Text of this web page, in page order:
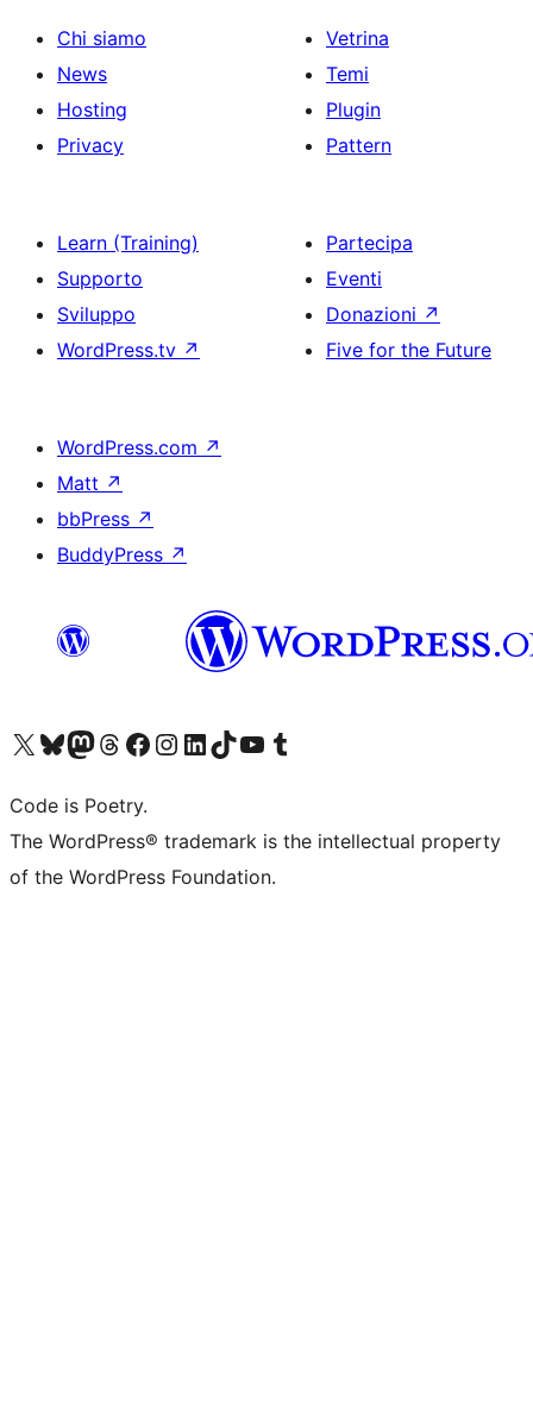
Chi siamo
News
Hosting
Privacy
Vetrina
Temi
Plugin
Pattern
Learn (Training)
Supporto
Sviluppo
WordPress.tv ↗
Partecipa
Eventi
Donazioni ↗
Five for the Future
WordPress.com ↗
Matt ↗
bbPress ↗
BuddyPress ↗
Visita il nostro account X (ex Twitter)
Visita il nostro account Bluesky
Visita il nostro account Mastodon
Visita il nostro account Threads
Visita la nostra pagina Facebook
Visita il nostro account Instagram
Visita il nostro account LinkedIn
Visita il nostro account TikTok
Visita il nostro canale YouTube
Visita il nostro account Tumblr
Code is Poetry.
The WordPress® trademark is the intellectual property
of the WordPress Foundation.